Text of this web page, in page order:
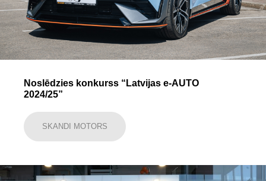
Noslēdzies konkurss “Latvijas e-AUTO
2024/25”
SKANDI MOTORS